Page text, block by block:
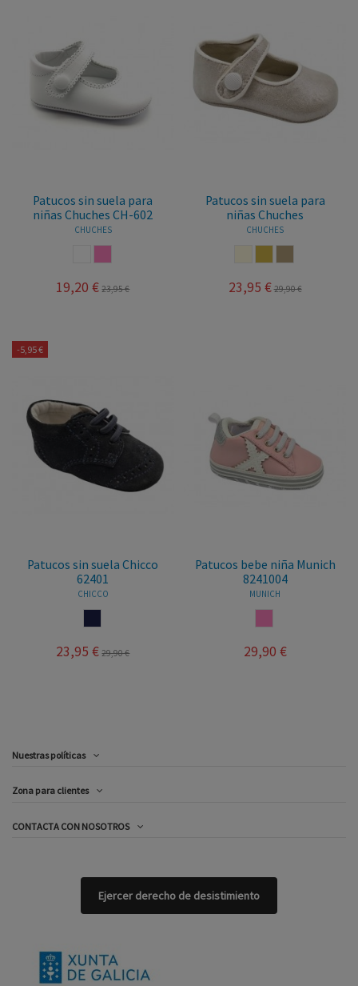
Patucos sin suela para
niñas Chuches CH-602
CHUCHES
19,20 € 23,95 €
Patucos sin suela para
niñas Chuches
CHUCHES
23,95 € 29,90 €
-5,95 €
Patucos sin suela Chicco
62401
CHICCO
23,95 € 29,90 €
Patucos bebe niña Munich
8241004
MUNICH
29,90 €
Nuestras políticas
Zona para clientes
CONTACTA CON NOSOTROS
Ejercer derecho de desistimiento